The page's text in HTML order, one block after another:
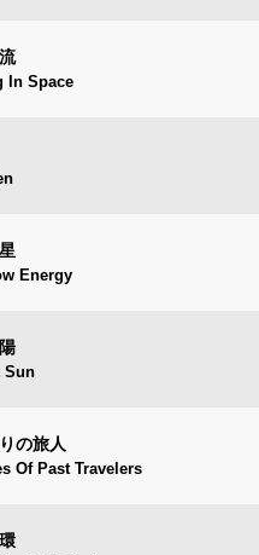
In Space
Energy
Sun
の旅人
Of Past Travelers